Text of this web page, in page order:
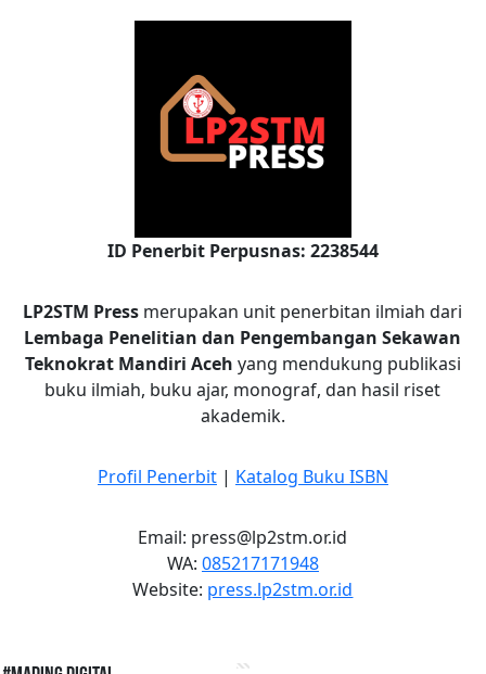
ID Penerbit Perpusnas: 2238544
LP2STM Press merupakan unit penerbitan ilmiah dari
Lembaga Penelitian dan Pengembangan Sekawan
Teknokrat Mandiri Aceh yang mendukung publikasi
buku ilmiah, buku ajar, monograf, dan hasil riset
akademik.
Profil Penerbit| Katalog Buku ISBN
Email: press@lp2stm.or.id
WA: 085217171948
Website: press.lp2stm.or.id